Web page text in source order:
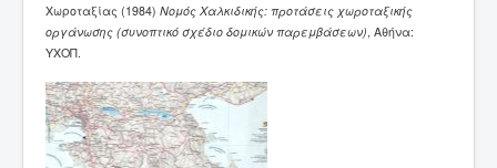
Χωροταξίας (1984) Νομός Χαλκιδικής: προτάσεις χωροταξικής
οργάνωσης (συνοπτικό σχέδιο δομικών παρεμβάσεων), Αθήνα:
ΥΧΟΠ.